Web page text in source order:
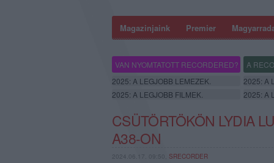
Magazinjaink Premier
VAN NYOMTATOTT RECORDERED? A
2025: A LEGJOBB LEMEZEK.
2025: A
2025: A LEGJOBB FILMEK.
2025: A
CSÜTÖRTÖKÖN LYDIA
A38-ON
2024.06.17. 09:50, SRECORDER